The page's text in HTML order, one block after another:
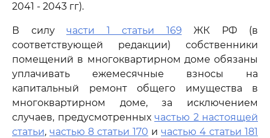
2041 - 2043 гг).
В силу части 1 статьи 169 ЖК РФ (в
соответствующей редакции) собственники
помещений в многоквартирном доме обязаны
уплачивать ежемесячные взносы на
капитальный ремонт общего имущества в
многоквартирном доме, за исключением
случаев, предусмотренных частью 2 настоящей
статьи, частью 8 статьи 170 и частью 4 статьи 181